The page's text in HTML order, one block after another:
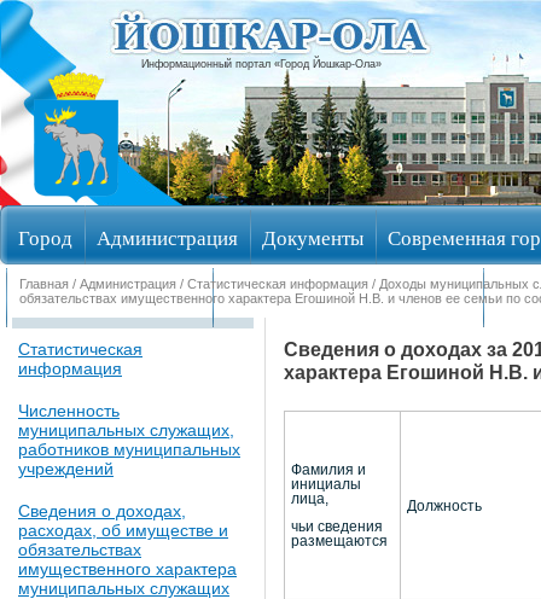
Информационный портал «Город Йошкар-Ола»
Город Администрация Документы Современная
Обращения граждан Общественные обсуждения
Главная / Администрация / Статистическая информация / Доходы муниципальных
обязательствах имущественного характера Егошиной Н.В. и членов ее семьи по
Статистическая
информация
Численность
муниципальных служащих,
работников муниципальных
учреждений
Сведения о доходах,
расходах, об имуществе и
обязательствах
имущественного характера
муниципальных служащих
Сведения о доходах за
характера Егошиной Н.В.
Фамилия и
инициалы
лица,
чьи сведения
размещаются
Должность